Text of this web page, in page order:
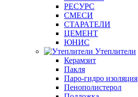
РЕСУРС
СМЕСИ
СТАРАТЕЛИ
ЦЕМЕНТ
ЮНИС
Утеплители
Керамзит
Пакля
Паро-гидро изоляция
Пенополистерол